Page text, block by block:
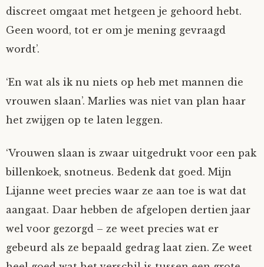
Spelican
Sunniva
Switch
Tom Mathys
Vorrion
Vrolijke Dondersteen
discreet omgaat met hetgeen je gehoord hebt.
Geen woord, tot er om je mening gevraagd
wordt’.
‘En wat als ik nu niets op heb met mannen die
vrouwen slaan’. Marlies was niet van plan haar
het zwijgen op te laten leggen.
‘Vrouwen slaan is zwaar uitgedrukt voor een pak
billenkoek, snotneus. Bedenk dat goed. Mijn
Lijanne weet precies waar ze aan toe is wat dat
aangaat. Daar hebben de afgelopen dertien jaar
wel voor gezorgd – ze weet precies wat er
gebeurd als ze bepaald gedrag laat zien. Ze weet